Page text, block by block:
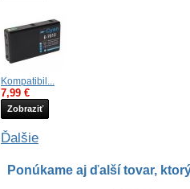
Kompatibil...
7,99 €
Zobraziť
Ďalšie
Ponúkame aj ďalší tovar,